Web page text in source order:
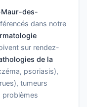
des-
dans notre
sur rendez-
de la
psoriasis),
tumeurs
problèmes